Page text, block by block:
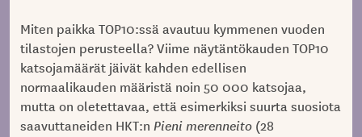
Miten paikka TOP10:ssä avautuu kymmenen vuoden
tilastojen perusteella? Viime näytäntökauden TOP10
katsojamäärät jäivät kahden edellisen
normaalikauden määristä noin 50 000 katsojaa,
mutta on oletettavaa, että esimerkiksi suurta suosiota
saavuttaneiden HKT:n Pieni merenneito (28